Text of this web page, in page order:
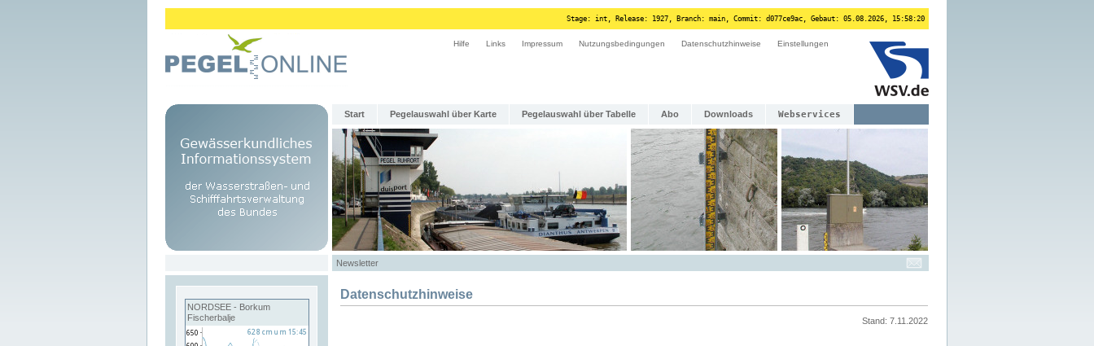
Stage: int, Release: 1927, Branch: main, Commit: d077ce9ac, Gebaut: 05.08.2026, 15:58:20
Hilfe Links Impressum Nutzungsbedingungen Datenschutzhinweise Einstellungen
Start Pegelauswahl über Karte Pegelauswahl über Tabelle Abo Downloads Webservices
Newsletter
NORDSEE - Borkum
Fischerbalje
Datenschutzhinweise
Stand: 7.11.2022